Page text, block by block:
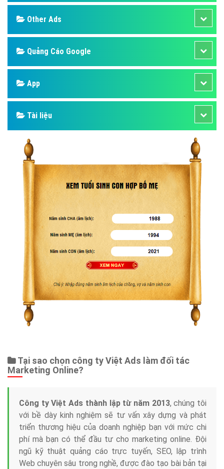
Other Ads
Quảng Cáo Google
App
Tài liệu
Tại sao chọn công ty Việt Ads làm đối tác
Marketing Online?
Công ty Việt Ads thành lập từ năm 2013, chúng tôi
với bề dày kinh nghiệm sẽ tư vấn xây dựng và phát
triển thương hiệu của doanh nghiệp bạn với mức chi
phí mà bạn có thể đầu tư cho marketing online. Đội
ngũ kỹ thuật quảng cáo trực tuyến, SEO, lập trình
Web chuyên sâu trong nghề, được đào tạo bài bản tại